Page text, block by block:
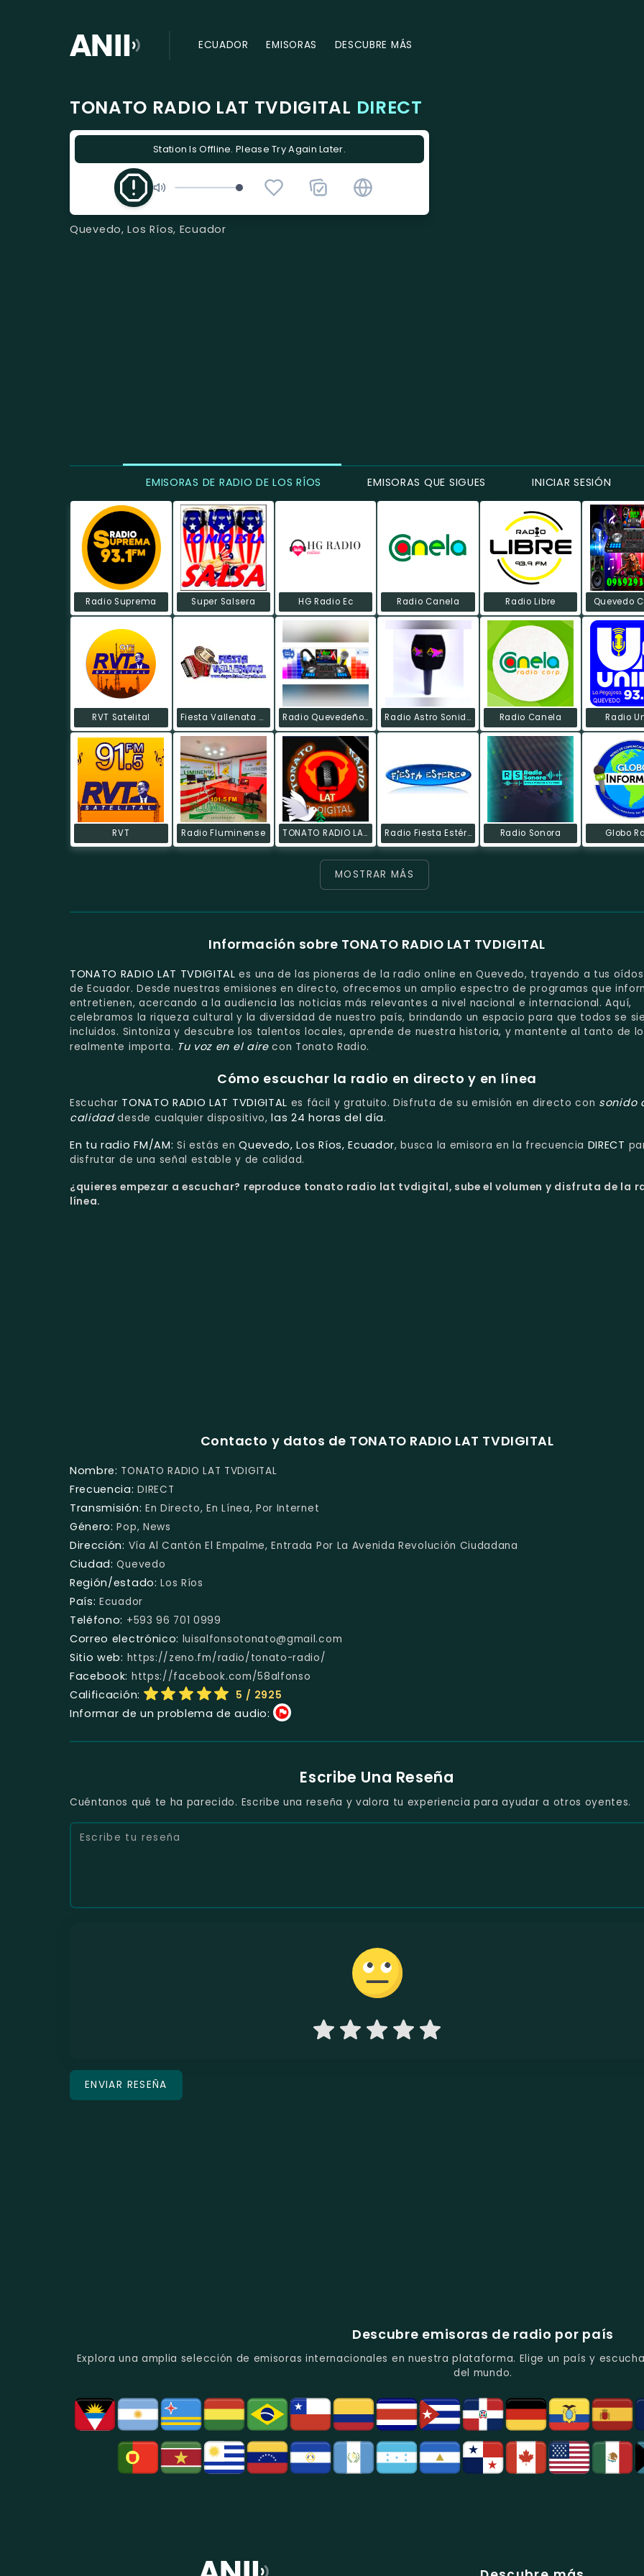
ECUADOR EMISORAS DESCUBRE MÁS
TONATO RADIO LAT TVDIGITAL DIRECT
Station Is Offline. Please Try Again Later.
Quevedo, Los Ríos, Ecuador
EMISORAS DE RADIO DE LOS RÍOS EMISORAS QUE SIGUES INICIAR SESIÓN
Radio Suprema Super Salsera HG Radio Ec Radio Canela Radio Libre Quevedo
RVT Satelital Fiesta Vallenata Radio Radio Quevedeños Mix Radio Astro Sonido Online FM Radio Canela Radio
RVT Radio Fluminense TONATO RADIO LAT TVDIGITAL Radio Fiesta Estéreo Radio Sonora Globo
MOSTRAR MÁS
Información sobre TONATO RADIO LAT TVDIGITAL
TONATO RADIO LAT TVDIGITAL es una de las pioneras de la radio online en Quevedo, trayendo a tus
de Ecuador. Desde nuestras emisiones en directo, ofrecemos un amplio espectro de programas que
entretienen, acercando a la audiencia las noticias más relevantes a nivel nacional e internacional. Aquí,
celebramos la riqueza cultural y la diversidad de nuestro país, brindando un espacio para que todos se
incluidos. Sintoniza y descubre los talentos locales, aprende de nuestra historia, y mantente al tanto de
realmente importa. Tu voz en el airecon Tonato Radio.
Cómo escuchar la radio en directo y en línea
Escuchar TONATO RADIO LAT TVDIGITAL es fácil y gratuito. Disfruta de su emisión en directo con sonido
calidaddesde cualquier dispositivo,las 24 horas del día.
En tu radio FM/AM: Si estás enQuevedo, Los Ríos, Ecuador, busca la emisora en la frecuencia DIRECT
disfrutar de una señal estable y de calidad.
¿quieres empezar a escuchar? reproduce tonato radio lat tvdigital, sube el volumen y disfruta de la
línea.
Contacto y datos de TONATO RADIO LAT TVDIGITAL
Nombre: TONATO RADIO LAT TVDIGITAL
Frecuencia: DIRECT
Transmisión: En Directo, En Línea, Por Internet
Género: Pop, News
Dirección: Vía Al Cantón El Empalme, Entrada Por La Avenida Revolución Ciudadana
Ciudad: Quevedo
Región/estado: Los Ríos
País: Ecuador
Teléfono: +593 96 701 0999
Correo electrónico: luisalfonsotonato@gmail.com
Sitio web: https://zeno.fm/radio/tonato-radio/
Facebook: https://facebook.com/58alfonso
Calificación: 5 / 2925
Informar de un problema de audio:
Escribe Una Reseña
Cuéntanos qué te ha parecido. Escribe una reseña y valora tu experiencia para ayudar a otros oyentes.
Descubre emisoras de radio por país
Explora una amplia selección de emisoras internacionales en nuestra plataforma. Elige un país y
del mundo.